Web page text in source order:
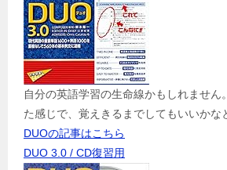
自分の英語学習の生命線かもしれません
た感じで、覚えきるまでしてもいいかな
DUOの記事はこちら
DUO 3.0 / CD復習用